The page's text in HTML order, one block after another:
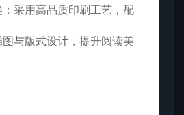
采用高品质印刷工艺，配
与版式设计，提升阅读美